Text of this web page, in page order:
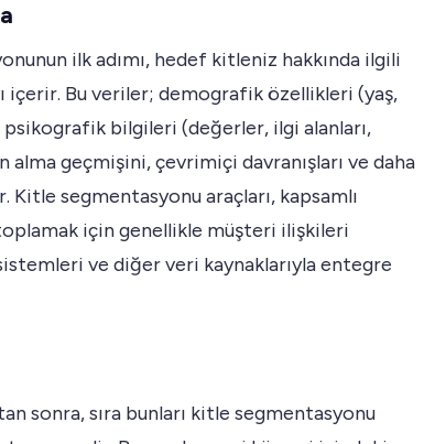
ilk adımı, hedef kitleniz hakkında ilgili
içerir. Bu veriler; demografik özellikleri (yaş,
bilgileri (değerler, ilgi alanları,
alma geçmişini, çevrimiçi davranışları ve daha
Kitle segmentasyonu araçları, kapsamlı
için genellikle müşteri ilişkileri
ve diğer veri kaynaklarıyla entegre
sonra, sıra bunları kitle segmentasyonu